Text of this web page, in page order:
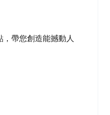
帶您創造能撼動人